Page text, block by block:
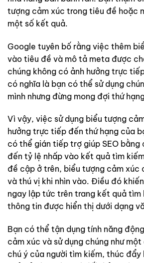
tượng cảm xúc trong tiêu đề hoặc
một số kết quả.
Google tuyên bố rằng việc thêm
vào tiêu đề và mô tả meta được
chúng không có ảnh hưởng trực
có nghĩa là bạn có thể sử dụng
mình nhưng đừng mong đợi thứ
Vì vậy, việc sử dụng biểu tượng
hưởng trực tiếp đến thứ hạng của
có thể gián tiếp trợ giúp SEO bằng
đến tỷ lệ nhấp vào kết quả tìm
đề cập ở trên, biểu tượng cảm xúc
và thú vị khi nhìn vào. Điều đó
ngay lập tức trên trang kết quả tìm
thông tin được hiển thị dưới dạng
Bạn có thể tận dụng tính năng
cảm xúc và sử dụng chúng như
chú ý của người tìm kiếm, thúc đẩy